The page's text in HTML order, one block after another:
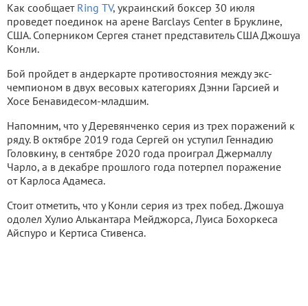
Как сообщает Ring TV, украинский боксер 30 июля
проведет поединок на арене Barclays Center в Бруклине,
США. Соперником Сергея станет представитель США Джошуа
Конли.
Бой пройдет в андеркарте противостояния между экс-
чемпионом в двух весовых категориях Дэнни Гарсией и
Хосе Бенавидесом-младшим.
Напомним, что у Деревянченко серия из трех поражений к
ряду. В октябре 2019 года Сергей он уступил Геннадию
Головкину, в сентябре 2020 года проиграл Джермаллу
Чарло, а в декабре прошлого года потерпел поражение
от Карлоса Адамеса.
Стоит отметить, что у Конли серия из трех побед. Джошуа
одолел Хулио Алькантара Мейджорса, Луиса Бохоркеса
Айспуро и Кертиса Стивенса.